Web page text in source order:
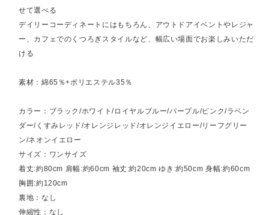
せて選べる
デイリーコーディネートにはもちろん、アウトドアイベントやレジャ
ー、カフェでのくつろぎスタイルなど、幅広い場面でお楽しみいただ
ける
素材：綿65％+ポリエステル35％
カラー：ブラック/ホワイト/ロイヤルブルー/パープル/ピンク/ラベン
ダー/くすみレッド/オレンジレッド/オレンジイエロー/リーフグリー
ン/ネオンイエロー
サイズ：ワンサイズ
着丈:約80cm 肩幅:約60cm 袖丈:約20cm ゆき:約50cm 身幅:約60cm
胸囲:約120cm
裏地：なし
伸縮性：なし